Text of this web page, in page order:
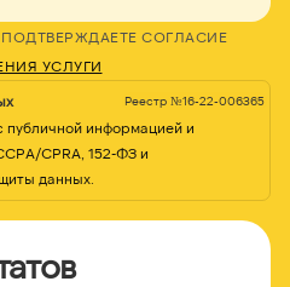
СОГЛАСИЕ
УСЛУГИ
Реестр №16-22-006365
публичной информацией и
CPRA, 152-ФЗ и
данных.